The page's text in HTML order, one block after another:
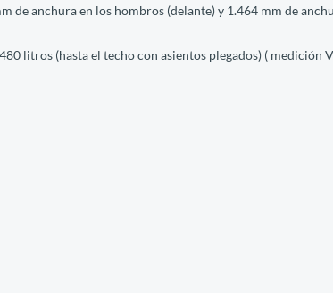
de anchura en los hombros (delante) y 1.464 mm de
litros (hasta el techo con asientos plegados) ( medición